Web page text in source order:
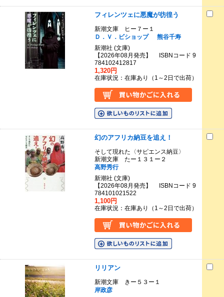
フィレンツェに悪魔が彷徨う
新潮文庫 ヒー７ー１
Ｄ．Ｖ．ビショップ
熊谷千寿
新潮社 (文庫)
【2026年08月発売】 ISBNコード 9
784102412817
1,320円
在庫状況：在庫あり（1～2日で出荷）
幻のアフリカ納豆を追え！
そして現れた〈サピエンス納豆〉
新潮文庫 たー１３１ー２
高野秀行
新潮社 (文庫)
【2026年08月発売】 ISBNコード 9
784101021522
1,100円
在庫状況：在庫あり（1～2日で出荷）
リリアン
新潮文庫 きー５３ー１
岸政彦